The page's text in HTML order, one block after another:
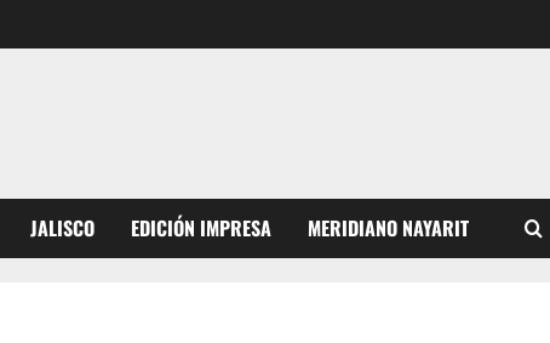
JALISCO EDICIÓN IMPRESA MERIDIANO NAYARIT